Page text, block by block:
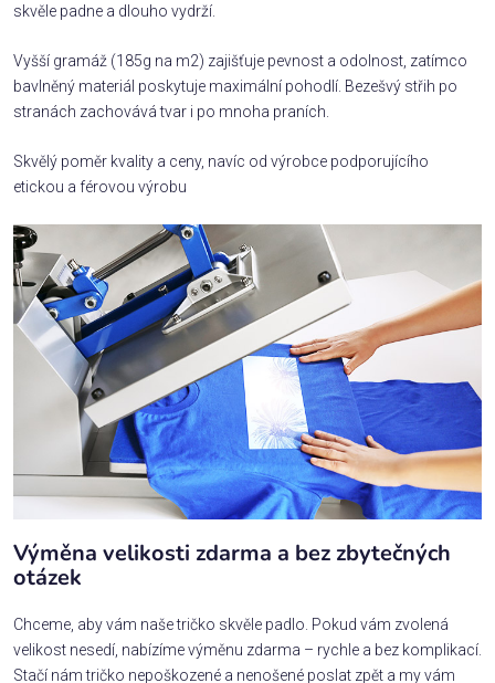
skvěle padne a dlouho vydrží.
Vyšší gramáž (185g na m2) zajišťuje pevnost a odolnost, zatímco
bavlněný materiál poskytuje maximální pohodlí. Bezešvý střih po
stranách zachovává tvar i po mnoha praních.
Skvělý poměr kvality a ceny, navíc od výrobce podporujícího
etickou a férovou výrobu
Výměna velikosti zdarma a bez zbytečných
otázek
Chceme, aby vám naše tričko skvěle padlo. Pokud vám zvolená
velikost nesedí, nabízíme výměnu zdarma – rychle a bez komplikací.
Stačí nám tričko nepoškozené a nenošené poslat zpět a my vám